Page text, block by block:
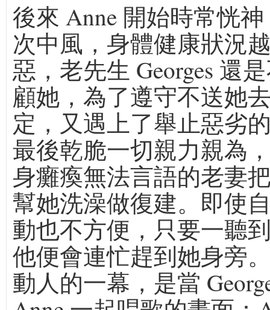
後來 Anne 開始時常恍
次中風，身體健康狀況
惡，老先生 Georges 還
顧她，為了遵守不送她
定，又遇上了舉止惡劣
最後乾脆一切親力親為
身癱瘓無法言語的老妻
幫她洗澡做復建。即使
動也不方便，只要一聽
他便會連忙趕到她身旁
動人的一幕，是當